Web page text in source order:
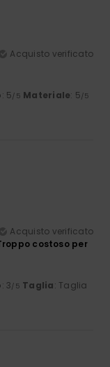
Acquisto verificato
: 5/5 Materiale: 5/5
Acquisto verificato
costoso per
: 3/5 Taglia: Taglia